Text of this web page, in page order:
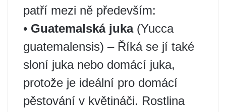
patří mezi ně především:
• Guatemalská juka(Yucca
guatemalensis) – Říká se jí také
sloní juka nebo domácí juka,
protože je ideální pro domácí
pěstování v květináči. Rostlina